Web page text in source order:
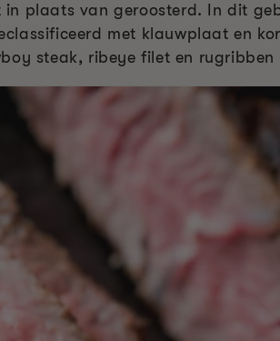
plaats van geroosterd. In dit
met klauwplaat en
steak, ribeye filet en